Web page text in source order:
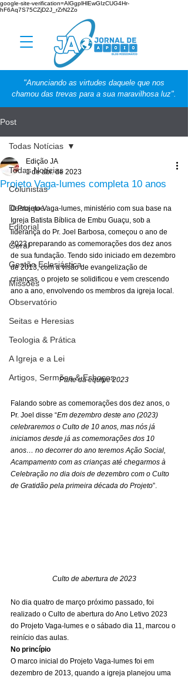
google-site-verification=AlGgplHlEwGIzCUG4Hr-
hF6Aq7S75CZjD2J_rZrN2Zo
"Anunciando as virtudes daquele que nos
chamou das trevas para a sua maravilhosa luz".
Post
Todas Notícias
Colunistas
Destaque
Editorial
Geral
Gestão Eclesiástica
Missões
Observatório
Seitas e Heresias
Teologia & Prática
A Igreja e a Lei
Artigos, Sermões & Esboços
Todas Notícias
Projeto Vaga-lumes completa 10 anos
Edição JA
1 de abr. de 2023
O Projeto Vaga-lumes, ministério com sua base na
Igreja Batista Bíblica de Embu Guaçu, sob a
liderança do Pr. Joel Barbosa, começou o ano de
2023 preparando as comemorações dos dez anos
de sua fundação. Tendo sido iniciado em dezembro
de 2013, com a visão de evangelização de
crianças, o projeto se solidificou e vem crescendo
ano a ano, envolvendo os membros da igreja local.
Parte da equipe 2023
Falando sobre as comemorações dos dez anos, o
Pr. Joel disse “Em dezembro deste ano (2023)
celebraremos o Culto de 10 anos, mas nós já
iniciamos desde já as comemorações dos 10
anos… no decorrer do ano teremos Ação Social,
Acampamento com as crianças até chegarmos à
Celebração no dia dois de dezembro com o Culto
de Gratidão pela primeira década do Projeto”.
Culto de abertura de 2023
No dia quatro de março próximo passado, foi
realizado o Culto de abertura do Ano Letivo 2023
do Projeto Vaga-lumes e o sábado dia 11, marcou o
reinício das aulas.
No princípio
O marco inicial do Projeto Vaga-lumes foi em
dezembro de 2013, quando a igreja planejou uma